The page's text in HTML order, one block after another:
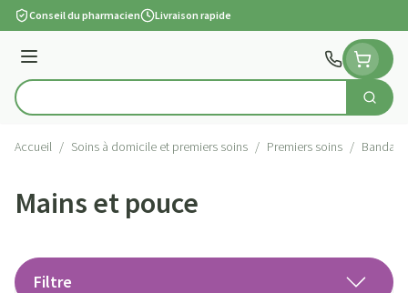
Aller au contenu
Conseil du pharmacien Livraison rapide
Menu
Rechercher
Accueil / Soins à domicile et premiers soins / Premiers soins /
Mains et pouce
Filtre